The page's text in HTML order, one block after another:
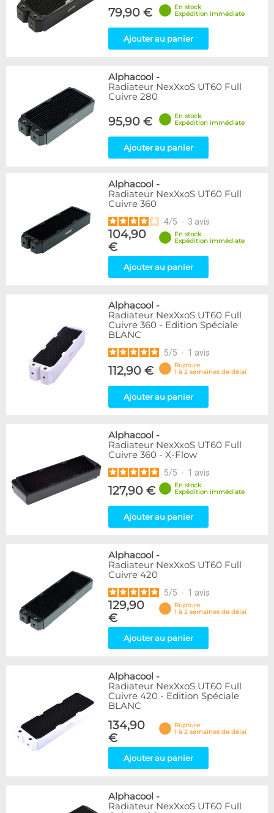
79,90 €
En stock
Expédition immédiate
Ajouter au panier
Alphacool -
Radiateur NexXxoS UT60 Full
Cuivre 280
95,90 €
En stock
Expédition immédiate
Ajouter au panier
Alphacool -
Radiateur NexXxoS UT60 Full
Cuivre 360
4/5 - 3 avis
104,90
€
En stock
Expédition immédiate
Ajouter au panier
Alphacool -
Radiateur NexXxoS UT60 Full
Cuivre 360 - Edition Spéciale
BLANC
5/5 - 1 avis
112,90 €
Rupture
1 à 2 semaines de délai
Ajouter au panier
Alphacool -
Radiateur NexXxoS UT60 Full
Cuivre 360 - X-Flow
5/5 - 1 avis
127,90 €
En stock
Expédition immédiate
Ajouter au panier
Alphacool -
Radiateur NexXxoS UT60 Full
Cuivre 420
5/5 - 1 avis
129,90
€
Rupture
1 à 2 semaines de délai
Ajouter au panier
Alphacool -
Radiateur NexXxoS UT60 Full
Cuivre 420 - Edition Spéciale
BLANC
134,90
€
Rupture
1 à 2 semaines de délai
Ajouter au panier
Alphacool -
Radiateur NexXxoS UT60 Full